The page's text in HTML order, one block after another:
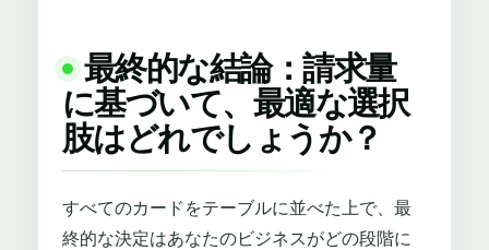
最終的な結論：請求量
に基づいて、最適な選択
肢はどれでしょうか？
すべてのカードをテーブルに並べた上で、最
終的な決定はあなたのビジネスがどの段階に